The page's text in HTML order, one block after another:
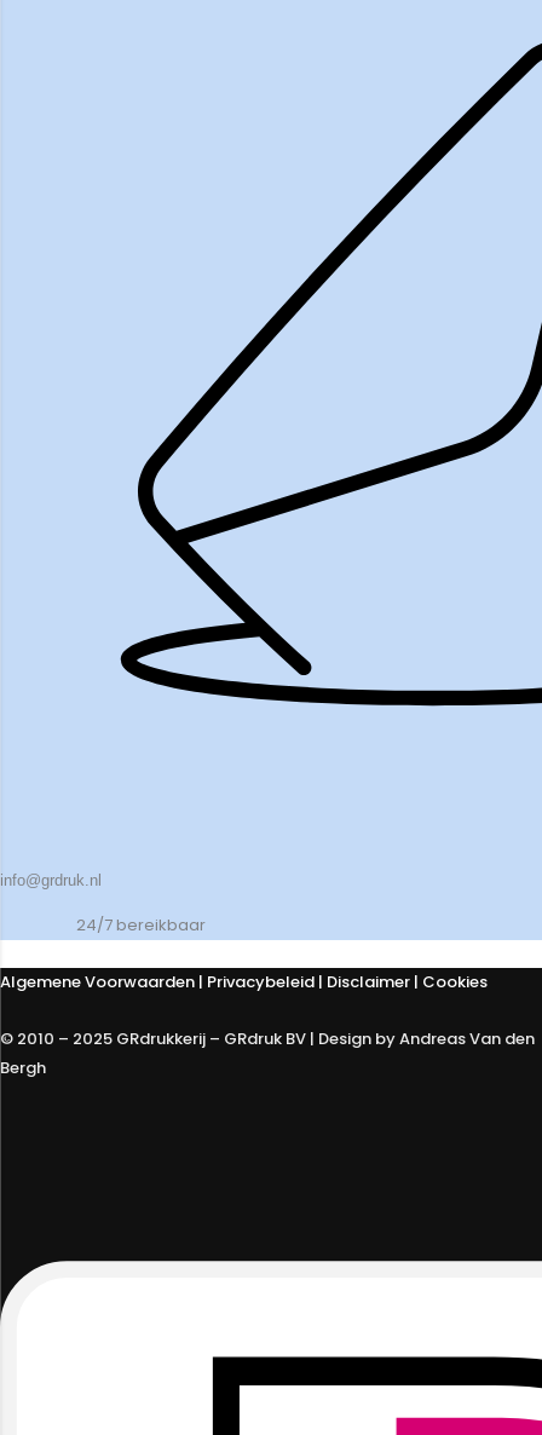
info@grdruk.nl
24/7 bereikbaar
Algemene Voorwaarden | Privacybeleid | Disclaimer | Cookies
© 2010 – 2025 GRdrukkerij – GRdruk BV | Design by Andreas Van den
Bergh